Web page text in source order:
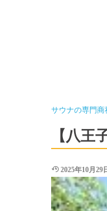
サウナの専門商
【八
2025年10月29